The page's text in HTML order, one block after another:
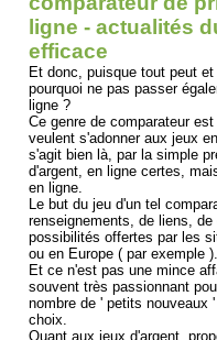
ligne - actualités
efficace
Et donc, puisque tout peut
pourquoi ne pas passer
ligne ?
Ce genre de comparateur
veulent s'adonner aux jeux
s'agit bien là, par la simple
d'argent, en ligne certes,
en ligne.
Le but du jeu d'un tel
renseignements, de liens,
possibilités offertes par les
ou en Europe ( par exemple ).
Et ce n'est pas une mince
souvent très passionnant
nombre de ' petits nouveaux
choix.
Quant aux jeux d'argent,